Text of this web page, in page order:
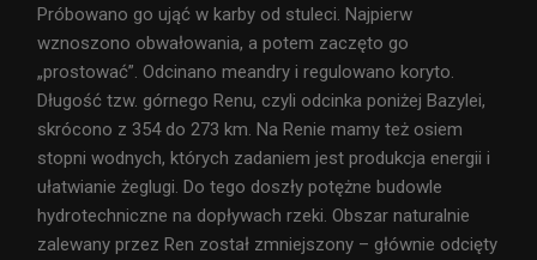
Próbowano go ująć w karby od stuleci. Najpierw
wznoszono obwałowania, a potem zaczęto go
„prostować”. Odcinano meandry i regulowano koryto.
Długość tzw. górnego Renu, czyli odcinka poniżej Bazylei,
skrócono z 354 do 273 km. Na Renie mamy też osiem
stopni wodnych, których zadaniem jest produkcja energii i
ułatwianie żeglugi. Do tego doszły potężne budowle
hydrotechniczne na dopływach rzeki. Obszar naturalnie
zalewany przez Ren został zmniejszony – głównie odcięty